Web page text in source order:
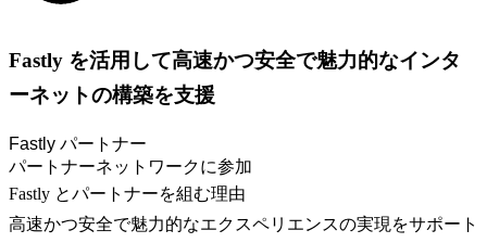
Fastly を活用して高速かつ安全で魅力的なインタ
ーネットの構築を支援
Fastly パートナー
パートナーネットワークに参加
Fastly とパートナーを組む理由
高速かつ安全で魅力的なエクスペリエンスの実現をサポート